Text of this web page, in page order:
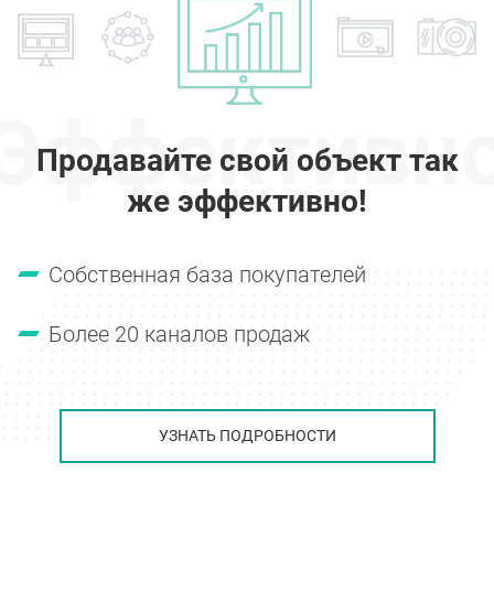
Продавайте свой объект так
же эффективно!
Собственная база покупателей
Более 20 каналов продаж
УЗНАТЬ ПОДРОБНОСТИ